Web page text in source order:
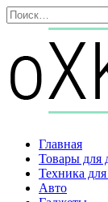
Перейти
к
содержанию
Search
for:
Главная
Товары для
Техника
Авто